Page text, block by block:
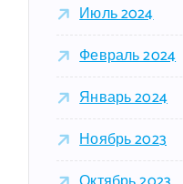
Июль 2024
Февраль 2024
Январь 2024
Ноябрь 2023